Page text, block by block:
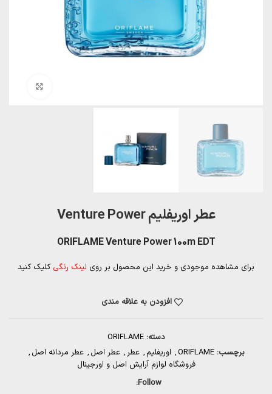
عطر اوریفلیم Venture Power
ORIFLAME Venture Power 100m EDT
برای مشاهده موجودی و خرید این محصول بر روی لینک رنگی کلیک کنید
افزودن به علاقه مندی
دسته: ORIFLAME
برچسب: ORIFLAME
, اوریفلیم , عطر, عطر اصل , عطر مردانه اصل ,
فروشگاه لوازم آرایش اصل و اورجینال
Follow: